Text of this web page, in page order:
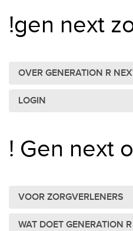
!gen next
OVER GENERATION R
LOGIN
! Gen next
VOOR ZORGVERLENERS
WAT DOET GENERATION